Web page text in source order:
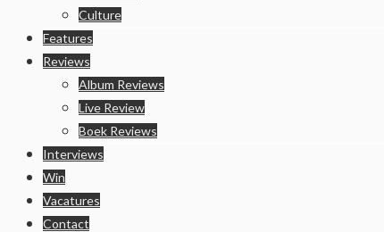
Culture
Features
Reviews
Album Reviews
Live Review
Boek Reviews
Interviews
Win
Vacatures
Contact